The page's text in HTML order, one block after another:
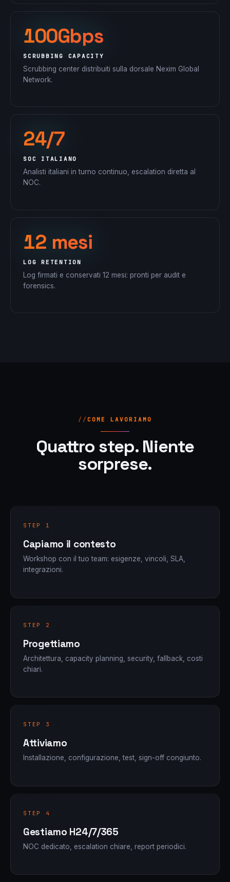
100Gbps
SCRUBBING CAPACITY
Scrubbing center distribuiti sulla dorsale Nexim Global
Network.
24/7
SOC ITALIANO
Analisti italiani in turno continuo, escalation diretta al
NOC.
12 mesi
LOG RETENTION
Log firmati e conservati 12 mesi: pronti per audit e
forensics.
COME LAVORIAMO
Quattro step. Niente
sorprese.
STEP 1
Capiamo il contesto
Workshop con il tuo team: esigenze, vincoli, SLA,
integrazioni.
STEP 2
Progettiamo
Architettura, capacity planning, security, fallback, costi
chiari.
STEP 3
Attiviamo
Installazione, configurazione, test, sign-off congiunto.
STEP 4
Gestiamo H24/7/365
NOC dedicato, escalation chiare, report periodici.